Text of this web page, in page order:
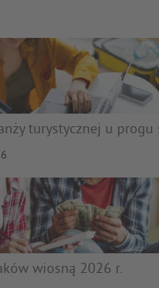
turystycznej u progu
wiosną 2026 r.